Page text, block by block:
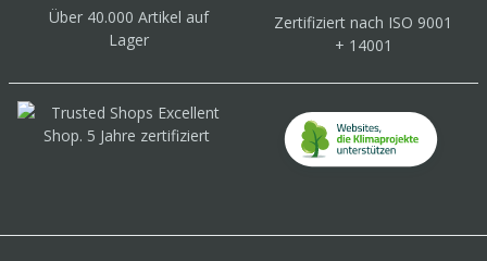
Über 40.000 Artikel auf
Lager
Zertifiziert nach ISO 9001
+ 14001